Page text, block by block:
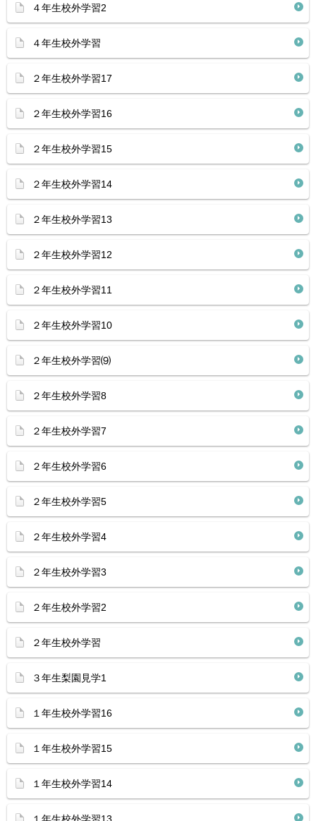
４年生校外学習2
４年生校外学習
２年生校外学習17
２年生校外学習16
２年生校外学習15
２年生校外学習14
２年生校外学習13
２年生校外学習12
２年生校外学習11
２年生校外学習10
２年生校外学習⑼
２年生校外学習8
２年生校外学習7
２年生校外学習6
２年生校外学習5
２年生校外学習4
２年生校外学習3
２年生校外学習2
２年生校外学習
３年生梨園見学1
１年生校外学習16
１年生校外学習15
１年生校外学習14